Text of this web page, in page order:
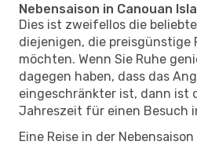
Nebensaison in Canouan
Dies ist zweifellos die
diejenigen, die preisgünstige
möchten. Wenn Sie Ruhe
dagegen haben, dass das
eingeschränkter ist, dann ist
Jahreszeit für einen Besuch
Eine Reise in der